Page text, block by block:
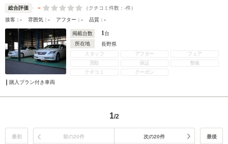
総合評価 - （クチコミ件数： -件）
接客：- 雰囲気：- アフター：- 品質：-
掲載台数 1台
所在地
長野県
スタッフ
アフター
フェア
買取
保証
整備
クチコミ
クーポン
購入プラン付き車両
1/2
最初 前の20件 次の20件 最後